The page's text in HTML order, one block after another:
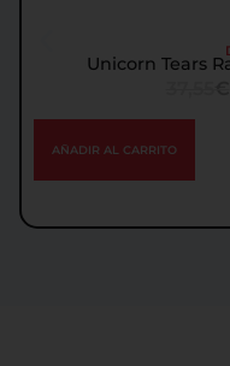
Unicorn Tears
AÑADIR AL CARRITO